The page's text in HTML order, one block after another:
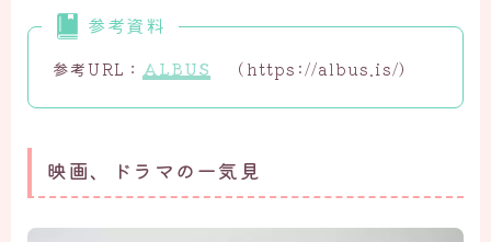
参考資料
参考URL： ALBUS （https://albus.is/）
映画、ドラマの一気見